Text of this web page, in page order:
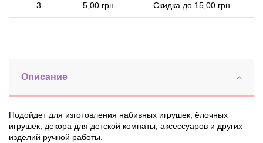
3 5,00 грн Скидка до 15,00 грн
Описание
Подойдет для изготовления набивных игрушек, ёлочных
игрушек, декора для детской комнаты, аксессуаров и других
изделий ручной работы.